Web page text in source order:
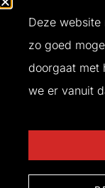
Zondag
Deze website
zo goed
doorgaat met
we er vanuit